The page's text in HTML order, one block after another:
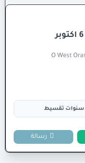
رسالة